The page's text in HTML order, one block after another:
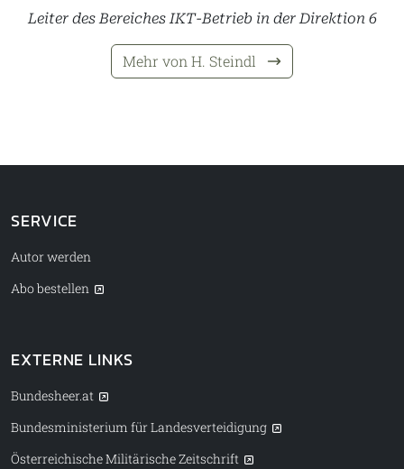
Leiter des Bereiches IKT-Betrieb in der Direktion 6
Mehr von H. Steindl
SERVICE
Autor werden
Abo bestellen
EXTERNE LINKS
Bundesheer.at
Bundesministerium für Landesverteidigung
Österreichische Militärische Zeitschrift